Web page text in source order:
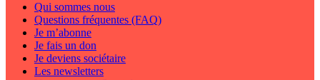
Qui sommes nous
Questions fréquentes (FAQ)
Je m’abonne
Je fais un don
Je deviens sociétaire
Les newsletters